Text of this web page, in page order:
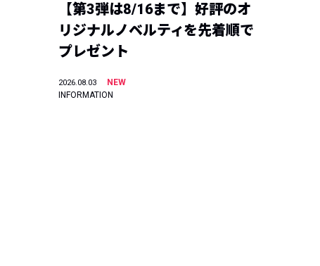
【第3弾は8/16まで】好評のオ
リジナルノベルティを先着順で
プレゼント
2026.08.03
NEW
INFORMATION